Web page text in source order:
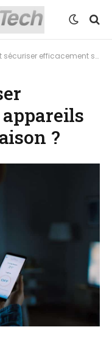
ses appareils connectés à la maison ?
?